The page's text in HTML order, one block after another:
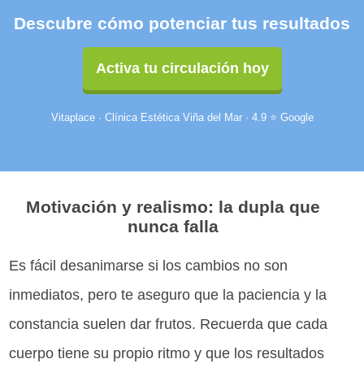
Descubre cómo potenciar tus resultados
Activa tu circulación hoy
Vitaplace · Clínica Estética Viña del Mar · 4.9 ⭐ Google
Motivación y realismo: la dupla que
nunca falla
Es fácil desanimarse si los cambios no son
inmediatos, pero te aseguro que la paciencia y la
constancia suelen dar frutos. Recuerda que cada
cuerpo tiene su propio ritmo y que los resultados